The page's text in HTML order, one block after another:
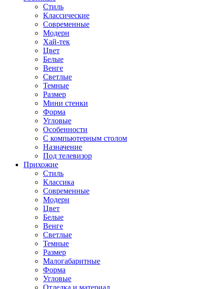
Стиль
Классические
Современные
Модерн
Хай-тек
Цвет
Белые
Венге
Светлые
Темные
Размер
Мини стенки
Форма
Угловые
Особенности
С компьютерным столом
Назначение
Под телевизор
Прихожие
Стиль
Классика
Современные
Модерн
Цвет
Белые
Венге
Светлые
Темные
Размер
Малогабаритные
Форма
Угловые
Отделка и материал